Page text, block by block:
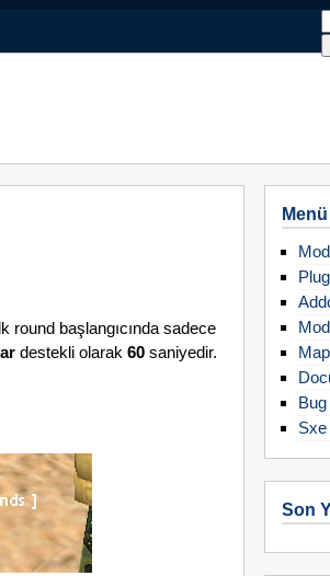
round başlangıcında sadece
destekli olarak 60 saniyedir.
Menü
Sxe
Son